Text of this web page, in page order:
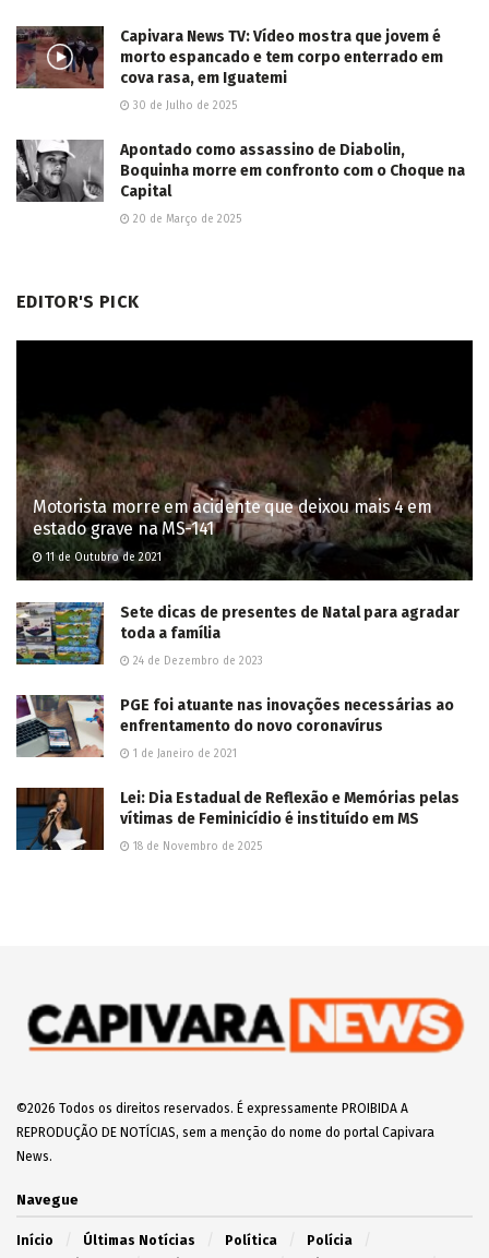
Capivara News TV: Vídeo mostra que jovem é
morto espancado e tem corpo enterrado em
cova rasa, em Iguatemi
30 de Julho de 2025
Apontado como assassino de Diabolin,
Boquinha morre em confronto com o Choque na
Capital
20 de Março de 2025
EDITOR'S PICK
Motorista morre em acidente que deixou mais 4 em
estado grave na MS-141
11 de Outubro de 2021
Sete dicas de presentes de Natal para agradar
toda a família
24 de Dezembro de 2023
PGE foi atuante nas inovações necessárias ao
enfrentamento do novo coronavírus
1 de Janeiro de 2021
Lei: Dia Estadual de Reflexão e Memórias pelas
vítimas de Feminicídio é instituído em MS
18 de Novembro de 2025
©2026 Todos os direitos reservados. É expressamente PROIBIDA A
REPRODUÇÃO DE NOTÍCIAS, sem a menção do nome do portal Capivara
News.
Navegue
Início Últimas Notícias Política
Polícia